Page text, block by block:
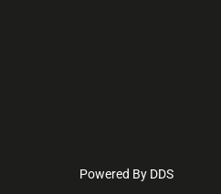
Powered By DDS